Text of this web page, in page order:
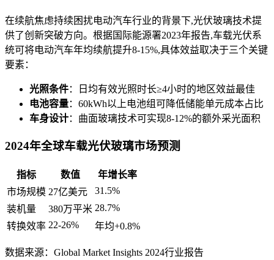
在续航焦虑持续困扰电动汽车行业的背景下,光伏玻璃技术提
供了创新突破方向。根据国际能源署2023年报告,车载光伏系
统可将电动汽车年均续航提升8-15%,具体效益取决于三个关键
要素：
光照条件：日均有效光照时长≥4小时的地区效益最佳
电池容量：60kWh以上电池组可降低储能单元成本占比
车身设计：曲面玻璃技术可实现8-12%的额外采光面积
2024年全球车载光伏玻璃市场预测
指标 数值
年增长率
市场规模 27亿美元
31.5%
装机量
380万平米 28.7%
转换效率 22-26% 年均+0.8%
数据来源：Global Market Insights 2024行业报告